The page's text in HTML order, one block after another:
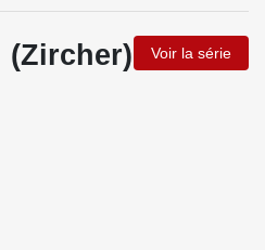
(Zircher) Voir la série